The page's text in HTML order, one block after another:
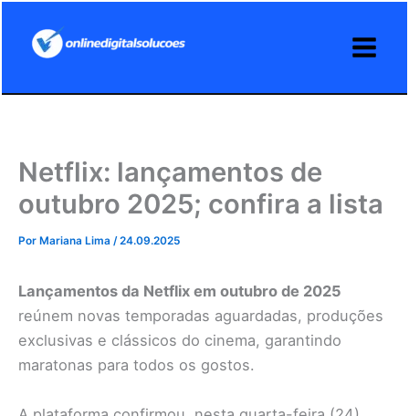
Netflix: lançamentos de
outubro 2025; confira a lista
Por Mariana Lima /24.09.2025
Lançamentos da Netflix em outubro de 2025
reúnem novas temporadas aguardadas, produções
exclusivas e clássicos do cinema, garantindo
maratonas para todos os gostos.